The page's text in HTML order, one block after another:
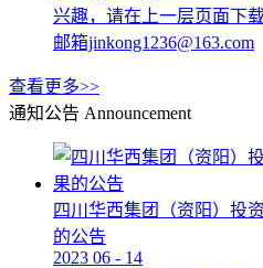
兴趣，请在上一层页面下
邮箱jinkong1236@163.com
查看更多>>
通知公告 Announcement
四川华西集团（资阳）投
的公告
2023 06 - 14